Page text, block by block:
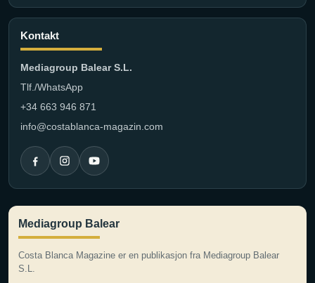
Kontakt
Mediagroup Balear S.L.
Tlf./WhatsApp
+34 663 946 871
info@costablanca-magazin.com
Mediagroup Balear
Costa Blanca Magazine er en publikasjon fra Mediagroup Balear
S.L.